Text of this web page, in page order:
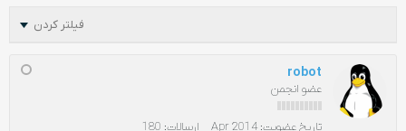
فیلتر کردن
robot
عضو انجمن
تاریخ عضویت: Apr 2014 ارسالات: 180